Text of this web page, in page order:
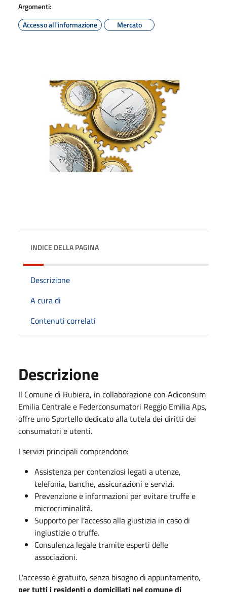
Argomenti:
Accesso all'informazione
Mercato
INDICE DELLA PAGINA
Descrizione
A cura di
Contenuti correlati
Descrizione
Il Comune di Rubiera, in collaborazione con Adiconsum
Emilia Centrale e Federconsumatori Reggio Emilia Aps,
offre uno Sportello dedicato alla tutela dei diritti dei
consumatori e utenti.
I servizi principali comprendono:
Assistenza per contenziosi legati a utenze,
telefonia, banche, assicurazioni e servizi.
Prevenzione e informazioni per evitare truffe e
microcriminalità.
Supporto per l'accesso alla giustizia in caso di
ingiustizie o truffe.
Consulenza legale tramite esperti delle
associazioni.
L'accesso è gratuito, senza bisogno di appuntamento,
per tutti i residenti o domiciliati nel comune di